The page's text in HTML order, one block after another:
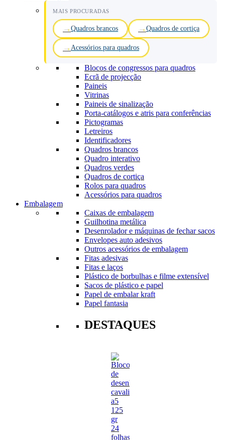
MAIS PROCURADAS
Quadros brancos Quadros de cortiça
Acessórios para quadros
Blocos de congressos para quadros
Ecrã de projecção
Paineis
Vitrinas
Paineis de sinalização
Porta-catálogos e atris para conferências
Pictogramas
Letreiros
Identificadores
Quadros brancos
Quadro interativo
Quadros verdes
Quadros de cortiça
Rolos para quadros
Acessórios para quadros
Embalagem
Caixas de embalagem
Guilhotina metálica
Desenrolador e máquinas de fechar sacos
Envelopes auto adesivos
Outros acessórios de embalagem
Fitas adesivas
Fitas e laços
Plástico de borbulhas e filme extensível
Sacos de plástico e papel
Papel de embalar kraft
Papel fantasia
DESTAQUES